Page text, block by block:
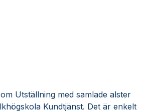
Utställning med samlade alster
Kundtjänst. Det är enkelt